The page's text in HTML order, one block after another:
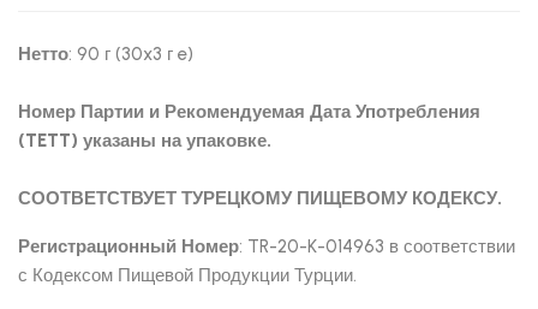
Нетто: 90 г (30x3 г e)
Номер Партии и Рекомендуемая Дата Употребления
(TETT) указаны на упаковке.
СООТВЕТСТВУЕТ ТУРЕЦКОМУ ПИЩЕВОМУ КОДЕКСУ.
Регистрационный Номер: TR-20-K-014963 в соответствии
с Кодексом Пищевой Продукции Турции.